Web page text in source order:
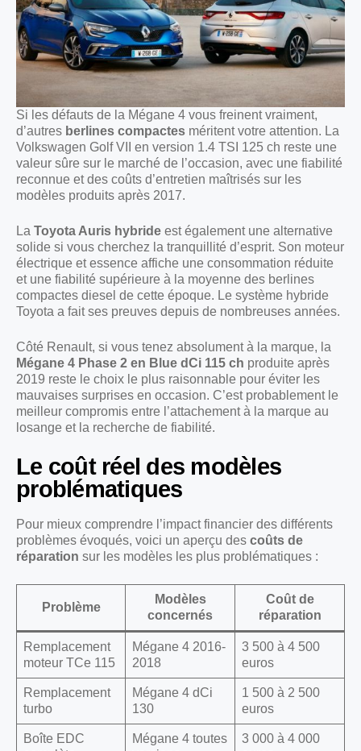
Si les défauts de la Mégane 4 vous freinent vraiment,
d’autres berlines compactes méritent votre attention. La
Volkswagen Golf VII en version 1.4 TSI 125 ch reste une
valeur sûre sur le marché de l’occasion, avec une fiabilité
reconnue et des coûts d’entretien maîtrisés sur les
modèles produits après 2017.
La Toyota Auris hybride est également une alternative
solide si vous cherchez la tranquillité d’esprit. Son moteur
électrique et essence affiche une consommation réduite
et une fiabilité supérieure à la moyenne des berlines
compactes diesel de cette époque. Le système hybride
Toyota a fait ses preuves depuis de nombreuses années.
Côté Renault, si vous tenez absolument à la marque, la
Mégane 4 Phase 2 en Blue dCi 115 ch produite après
2019 reste le choix le plus raisonnable pour éviter les
mauvaises surprises en occasion. C’est probablement le
meilleur compromis entre l’attachement à la marque au
losange et la recherche de fiabilité.
Le coût réel des modèles
problématiques
Pour mieux comprendre l’impact financier des différents
problèmes évoqués, voici un aperçu des coûts de
réparation sur les modèles les plus problématiques :
Problème
Modèles
concernés
Coût de
réparation
Remplacement
moteur TCe 115
Mégane 4 2016-
2018
3 500 à 4 500
euros
Remplacement
turbo
Mégane 4 dCi
130
1 500 à 2 500
euros
Boîte EDC
Mégane 4 toutes
3 000 à 4 000